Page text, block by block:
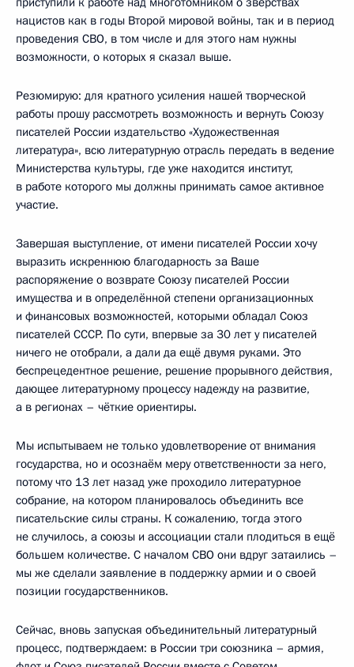
нацистов как в годы Второй мировой войны, так и в период
проведения СВО, в том числе и для этого нам нужны
возможности, о которых я сказал выше.
Резюмирую: для кратного усиления нашей творческой
работы прошу рассмотреть возможность и вернуть Союзу
писателей России издательство «Художественная
литература», всю литературную отрасль передать в ведение
Министерства культуры, где уже находится институт,
в работе которого мы должны принимать самое активное
участие.
Завершая выступление, от имени писателей России хочу
выразить искреннюю благодарность за Ваше
распоряжение о возврате Союзу писателей России
имущества и в определённой степени организационных
и финансовых возможностей, которыми обладал Союз
писателей СССР. По сути, впервые за 30 лет у писателей
ничего не отобрали, а дали да ещё двумя руками. Это
беспрецедентное решение, решение прорывного действия,
дающее литературному процессу надежду на развитие,
а в регионах – чёткие ориентиры.
Мы испытываем не только удовлетворение от внимания
государства, но и осознаём меру ответственности за него,
потому что 13 лет назад уже проходило литературное
собрание, на котором планировалось объединить все
писательские силы страны. К сожалению, тогда этого
не случилось, а союзы и ассоциации стали плодиться в ещё
большем количестве. С началом СВО они вдруг затаились –
мы же сделали заявление в поддержку армии и о своей
позиции государственников.
Сейчас, вновь запуская объединительный литературный
процесс, подтверждаем: в России три союзника – армия,